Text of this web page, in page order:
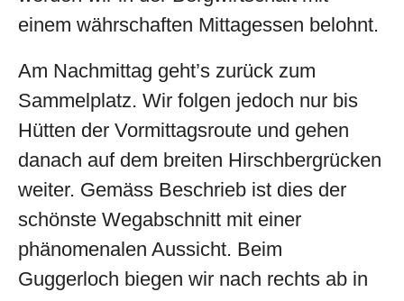
einem währschaften Mittagessen belohnt.
Am Nachmittag geht’s zurück zum
Sammelplatz. Wir folgen jedoch nur bis
Hütten der Vormittagsroute und gehen
danach auf dem breiten Hirschbergrücken
weiter. Gemäss Beschrieb ist dies der
schönste Wegabschnitt mit einer
phänomenalen Aussicht. Beim
Guggerloch biegen wir nach rechts ab in